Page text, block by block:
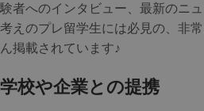
験者へのインタビュー、最新のニ
考えのプレ留学生には必見の、非
ん掲載されています♪
学校や企業との提携